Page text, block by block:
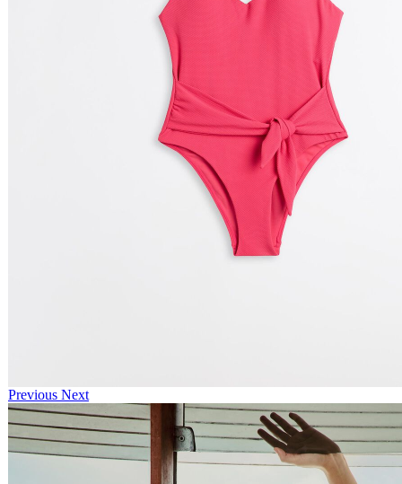
Previous Next